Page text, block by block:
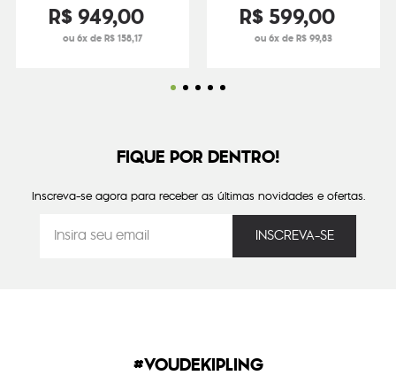
R$949,00
ou 6x de R$ 158,17
R$599,00
ou 6x de R$ 99,83
FIQUE POR DENTRO!
Inscreva-se agora para receber as últimas novidades e ofertas.
#VOUDEKIPLING